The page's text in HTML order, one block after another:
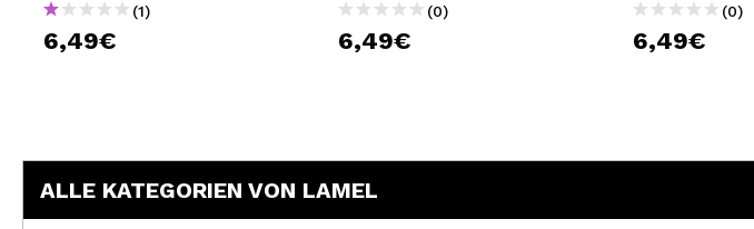
(1)
6,49€
(0)
6,49€
(0)
6,49€
ALLE KATEGORIEN VON LAMEL